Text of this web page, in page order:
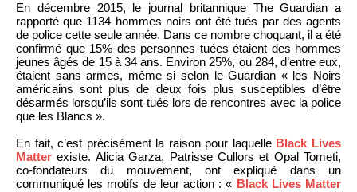
En décembre 2015, le journal britannique The Guardian a
rapporté que 1134 hommes noirs ont été tués par des agents
de police cette seule année. Dans ce nombre choquant, il a été
confirmé que 15% des personnes tuées étaient des hommes
jeunes âgés de 15 à 34 ans. Environ 25%, ou 284, d’entre eux,
étaient sans armes, même si selon le Guardian « les Noirs
américains sont plus de deux fois plus susceptibles d’être
désarmés lorsqu’ils sont tués lors de rencontres avec la police
que les Blancs ».
En fait, c’est précisément la raison pour laquelle Black Lives
Matter existe. Alicia Garza, Patrisse Cullors et Opal Tometi,
co-fondateurs du mouvement, ont expliqué dans un
communiqué les motifs de leur action : « Black Lives Matter